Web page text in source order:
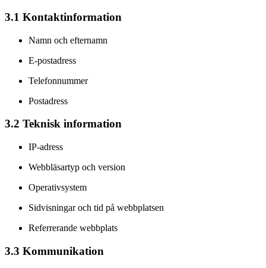
3.1 Kontaktinformation
Namn och efternamn
E-postadress
Telefonnummer
Postadress
3.2 Teknisk information
IP-adress
Webbläsartyp och version
Operativsystem
Sidvisningar och tid på webbplatsen
Referrerande webbplats
3.3 Kommunikation